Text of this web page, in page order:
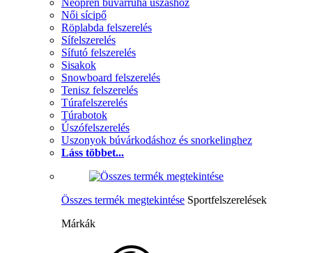
Neoprén búvárruha úszáshoz
Női sícipő
Röplabda felszerelés
Sífelszerelés
Sífutó felszerelés
Sisakok
Snowboard felszerelés
Tenisz felszerelés
Túrafelszerelés
Túrabotok
Úszófelszerelés
Uszonyok búvárkodáshoz és snorkelinghez
Láss többet...
Összes termék megtekintése Sportfelszerelések
Márkák